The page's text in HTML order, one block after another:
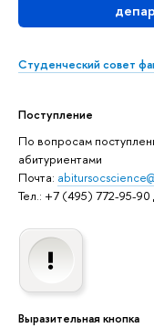
Студенческий совет
Поступление
По вопросам
абитуриентами
Почта:
Тел.: +7 (495) 772-95-
Выразительная кнопка